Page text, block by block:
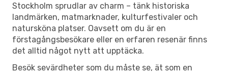
Stockholm sprudlar av charm – tänk historiska
landmärken, matmarknader, kulturfestivaler och
natursköna platser. Oavsett om du är en
förstagångsbesökare eller en erfaren resenär finns
det alltid något nytt att upptäcka.
Besök sevärdheter som du måste se, ät som en